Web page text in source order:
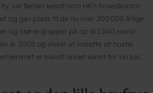
var førhen kendt som HK’s hovedkontor
og gav plads til de nu over 200.000 årlige
og større grupper på op til 1.040 mand.
år 2005 og elsker at indrette sit hostel
er blandt andet kendt for sin bar,